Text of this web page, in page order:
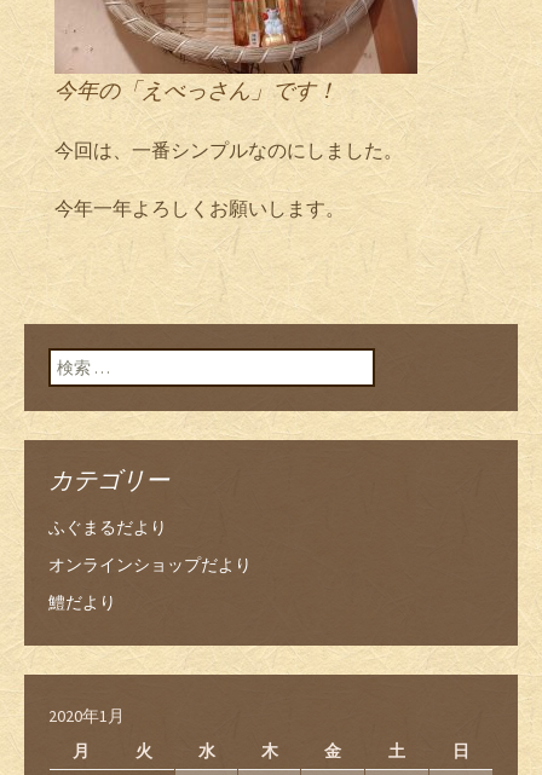
今年の「えべっさん」です！
今回は、一番シンプルなのにしました。
今年一年よろしくお願いします。
検索:
カテゴリー
ふぐまるだより
オンラインショップだより
鱧だより
2020年1月
月
火 水 木 金 土 日